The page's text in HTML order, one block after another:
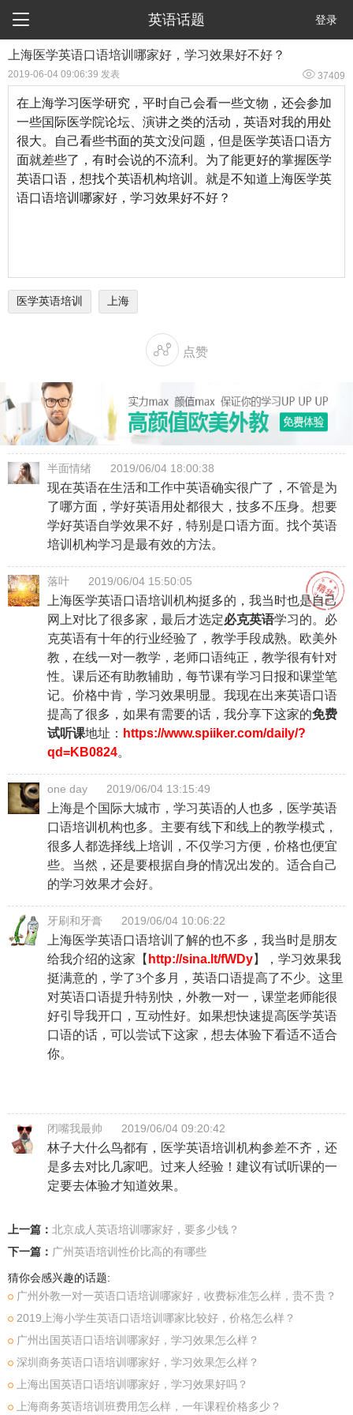
 英语话题 登录
上海医学英语口语培训哪家好，学习效果好不好？
2019-06-04 09:06:39 发表  37409
在上海学习医学研究，平时自己会看一些文物，还会参加
一些国际医学院论坛、演讲之类的活动，英语对我的用处
很大。自己看些书面的英文没问题，但是医学英语口语方
面就差些了，有时会说的不流利。为了能更好的掌握医学
英语口语，想找个英语机构培训。就是不知道上海医学英
语口语培训哪家好，学习效果好不好？
医学英语培训 上海
 点赞
半面情绪 2019/06/04 18:00:38
现在英语在生活和工作中英语确实很广了，不管是为
了哪方面，学好英语用处都很大，技多不压身。想要
学好英语自学效果不好，特别是口语方面。找个英语
培训机构学习是最有效的方法。
落叶 2019/06/04 15:50:05
上海医学英语口语培训机构挺多的，我当时也是自己
网上对比了很多家，最后才选定必克英语学习的。必
克英语有十年的行业经验了，教学手段成熟。欧美外
教，在线一对一教学，老师口语纯正，教学很有针对
性。课后还有助教辅助，每节课有学习日报和课堂笔
记。价格中肯，学习效果明显。我现在出来英语口语
提高了很多，如果有需要的话，我分享下这家的免费
试听课地址： https://www.spiiker.com/daily/?
qd=KB0824。
one day 2019/06/04 13:15:49
上海是个国际大城市，学习英语的人也多，医学英语
口语培训机构也多。主要有线下和线上的教学模式，
很多人都选择线上培训，不仅学习方便，价格也便宜
些。当然，还是要根据自身的情况出发的。适合自己
的学习效果才会好。
牙刷和牙膏 2019/06/04 10:06:22
上海医学英语口语培训了解的也不多，我当时是朋友
给我介绍的这家【 http://sina.lt/fWDy】，学习效果我
挺满意的，学了3个多月，英语口语提高了不少。这里
对英语口语提升特别快，外教一对一，课堂老师能很
好引导我开口，互动性好。如果想快速提高医学英语
口语的话，可以尝试下这家，想去体验下看适不适合
你。
闭嘴我最帅 2019/06/04 09:20:42
林子大什么鸟都有，医学英语培训机构参差不齐，还
是多去对比几家吧。过来人经验！建议有试听课的一
定要去体验才知道效果。
上一篇： 北京成人英语培训哪家好，要多少钱？
下一篇： 广州英语培训性价比高的有哪些
猜你会感兴趣的话题:
广州外教一对一英语口语培训哪家好，收费标准怎么样，贵不贵？
2019上海小学生英语口语培训哪家比较好，价格怎么样？
广州出国英语口语培训哪家好，学习效果怎么样？
深圳商务英语口语培训哪家好，学习效果怎么样？
上海出国英语口语培训哪家好，学习效果好吗？
上海商务英语培训班费用怎么样，一年课程价格多少？